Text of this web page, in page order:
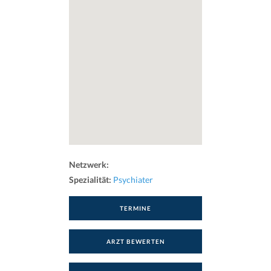
Netzwerk:
Spezialität: Psychiater
TERMINE
ARZT BEWERTEN